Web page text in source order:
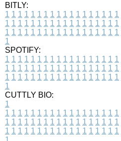
BITLY:
1 1 1 1 1 1 1 1 1 1 1 1 1 1 1 1 1 1
1 1 1 1 1 1 1 1 1 1 1 1 1 1 1 1 1 1
1 1 1 1 1 1 1 1 1 1 1 1 1 1 1 1 1 1
1
SPOTIFY:
1 1 1 1 1 1 1 1 1 1 1 1 1 1 1 1 1 1
1 1 1 1 1 1 1 1 1 1 1 1 1 1 1 1 1 1
1 1 1 1 1 1 1 1 1 1 1 1 1 1 1 1 1 1
1
CUTTLY BIO:
1
1 1 1 1 1 1 1 1 1 1 1 1 1 1 1 1 1 1
1 1 1 1 1 1 1 1 1 1 1 1 1 1 1 1 1 1
1 1 1 1 1 1 1 1 1 1 1 1 1 1 1 1 1 1